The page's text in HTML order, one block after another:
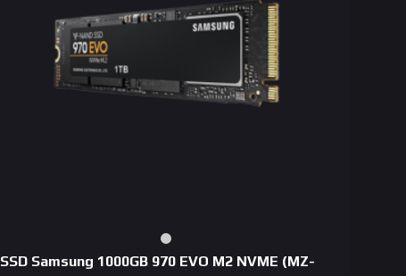
SSD Samsung 1000GB 970 EVO M2 NVME (MZ-